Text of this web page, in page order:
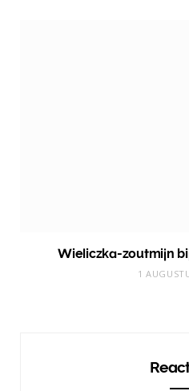
Wieliczka-zoutmijn
1